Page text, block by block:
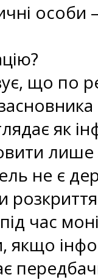
особи
що по
як
лише
не є
час